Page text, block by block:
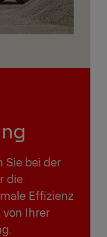
Sie bei der
die
Effizienz
Ihrer